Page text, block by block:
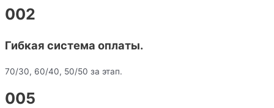
002
Гибкая система оплаты.
70/30, 60/40, 50/50 за этап.
005